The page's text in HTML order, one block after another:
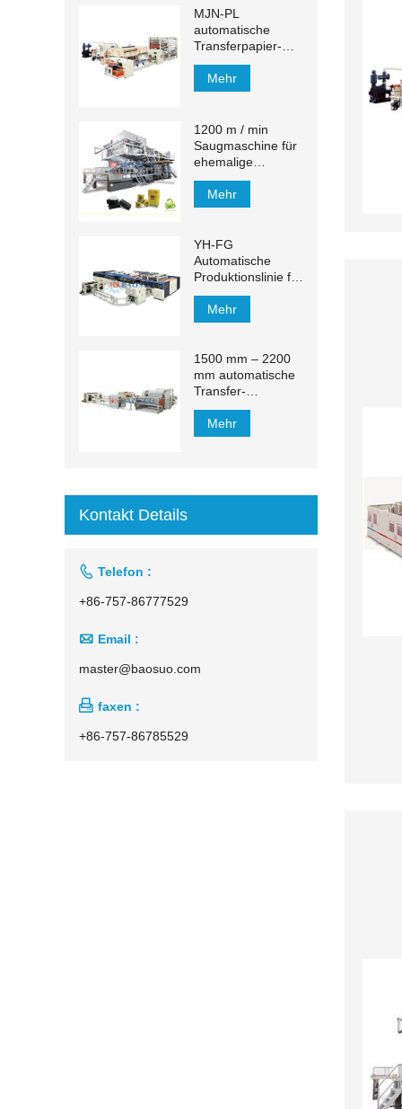
MJN-PL
automatische
Transferpapier-
Handtuch-
Produktionslinie
Mehr
1200 m / min
Saugmaschine für
ehemalige
Gewebe
Mehr
YH-FG
Automatische
Produktionslinie für
Gesichtstücher
Mehr
1500 mm – 2200
mm automatische
Transfer-
Produktionslinie für
Kosmetiktücher
Mehr
Kontakt Details
 Telefon :
+86-757-86777529
 Email :
master@baosuo.com
 faxen :
+86-757-86785529